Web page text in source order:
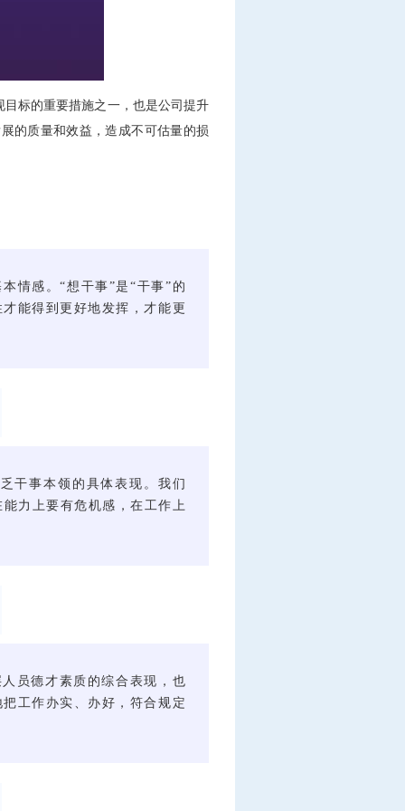
标的重要措施之一，也是公司提升
的质量和效益，造成不可估量的损
本情感。“想干事”是“干事”的
能得到更好地发挥，才能更
干事本领的具体表现。 我们
力上要有危机感，在工作上
员德才素质的综合表现，也
工作办实、办好，符合规定